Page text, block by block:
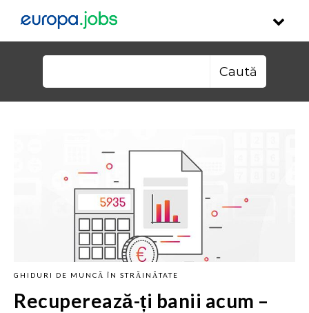
GHIDURI DE MUNCĂ ÎN STRĂINĂTATE
Recuperează-ți banii acum –